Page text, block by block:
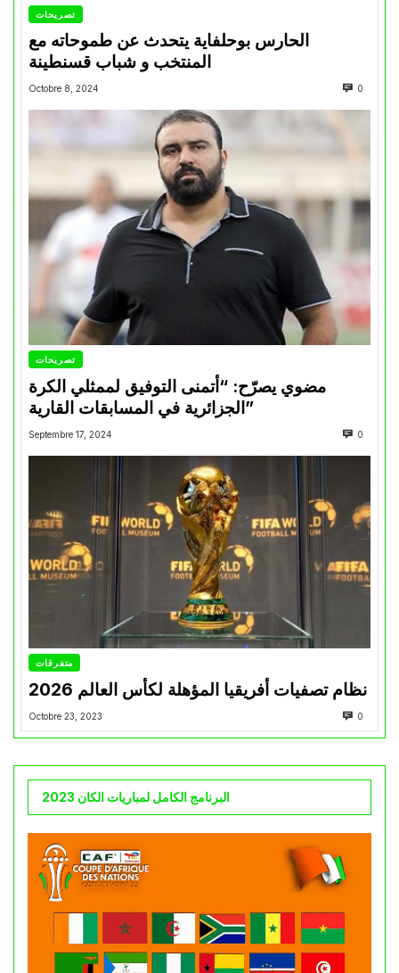
تصريحات
الحارس بوحلفاية يتحدث عن طموحاته مع
المنتخب و شباب قسنطينة
Octobre 8, 2024 0
تصريحات
مضوي يصرّح: “أتمنى التوفيق لممثلي الكرة
الجزائرية في المسابقات القارية”
Septembre 17, 2024 0
متفرقات
نظام تصفيات أفريقيا المؤهلة لكأس العالم 2026
Octobre 23, 2023 0
البرنامج الكامل لمباريات الكان 2023